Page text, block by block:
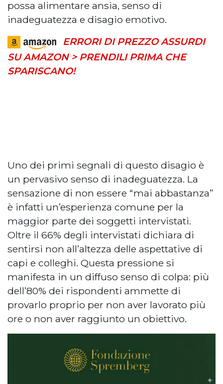
possa alimentare ansia, senso di
inadeguatezza e disagio emotivo.
ERRORI DI PREZZO ASSURDI
SU AMAZON > PRENDILI PRIMA CHE
SPARISCANO!
Uno dei primi segnali di questo disagio è
un pervasivo senso di inadeguatezza. La
sensazione di non essere “mai abbastanza”
è infatti un’esperienza comune per la
maggior parte dei soggetti intervistati.
Oltre il 66% degli intervistati dichiara di
sentirsi non all’altezza delle aspettative di
capi e colleghi. Questa pressione si
manifesta in un diffuso senso di colpa: più
dell’80% dei rispondenti ammette di
provarlo proprio per non aver lavorato più
ore o non aver raggiunto un obiettivo.